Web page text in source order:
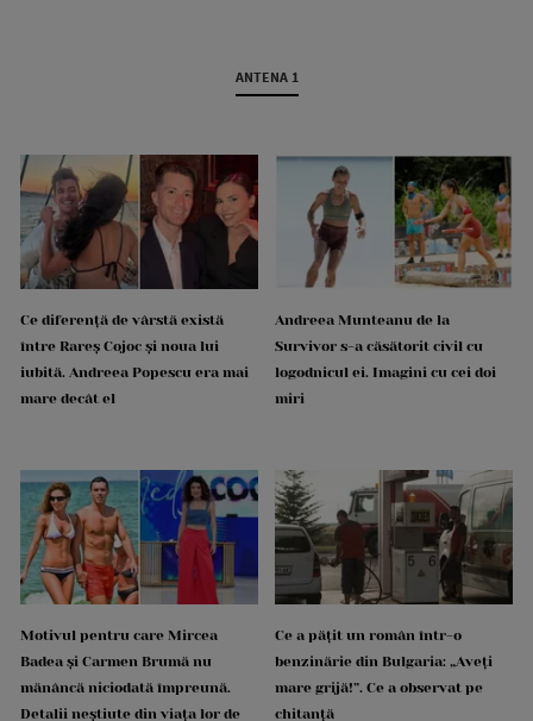
ANTENA 1
Ce diferență de vârstă există
între Rareș Cojoc și noua lui
iubită. Andreea Popescu era mai
mare decât el
Andreea Munteanu de la
Survivor s-a căsătorit civil cu
logodnicul ei. Imagini cu cei doi
miri
Motivul pentru care Mircea
Badea și Carmen Brumă nu
mănâncă niciodată împreună.
Detalii neștiute din viața lor de
Ce a pățit un român într-o
benzinărie din Bulgaria: „Aveți
mare grijă!”. Ce a observat pe
chitanță